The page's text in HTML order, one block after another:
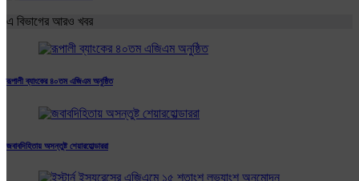
এ বিভাগের আরও খবর
রূপালী ব্যাংকের ৪০তম এজিএম অনুষ্ঠিত
জবাবদিহিতায় অসন্তুষ্ট শেয়ারহোল্ডাররা